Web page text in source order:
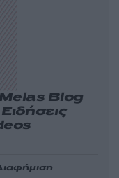
Melas Blog